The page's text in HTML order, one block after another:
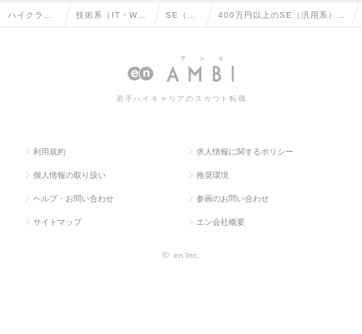
ハイクラス 技術系（IT・We SE（汎 400万円以上のSE（汎用系）の
若手ハイキャリアのスカウト転職
利用規約 求人情報に関するポリシー
個人情報の取り扱い 推奨環境
ヘルプ・お問い合わせ 参画のお問い合わせ
サイトマップ エン会社概要
© en Inc.